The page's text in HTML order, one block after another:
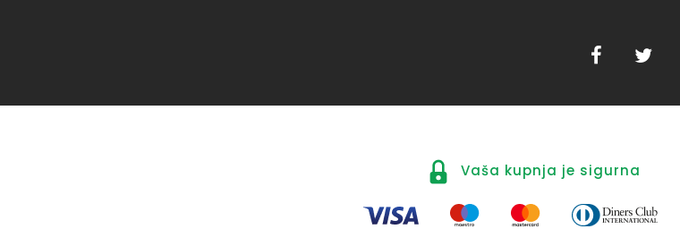
Vaša kupnja je sigurna